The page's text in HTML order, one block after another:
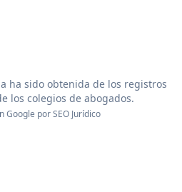
ha sido obtenida de los registros
los colegios de abogados.
Google porSEO Jurídico